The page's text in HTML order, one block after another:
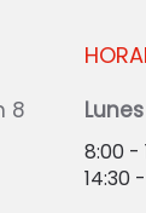
8
8:00 -
14:30